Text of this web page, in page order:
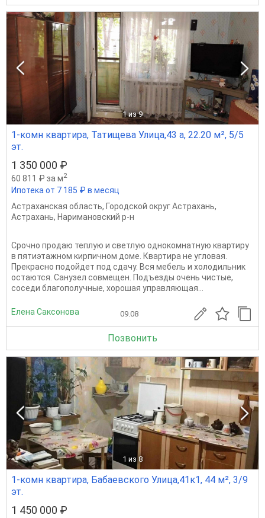
1 из 9
1-комн квартира, Татищева Улица,43 а, 22.20 м², 5/5
эт.
1 350 000 ₽
60 811 ₽ за м2
Ипотека от 7 185 ₽ в месяц
Астраханская область, Городской округ Астрахань,
Астрахань, Наримановский р-н
Срочно продаю теплую и светлую однокомнатную квартиру
в пятиэтажном кирпичном доме. Квартира не угловая.
Прекрасно подойдет под сдачу. Вся мебель и холодильник
остаются. Санузел совмещен. Подъезды очень чистые,
соседи благополучные, хорошая управляющая...
Елена Саксонова 09.08
Позвонить
1 из 8
1-комн квартира, Бабаевского Улица,41к1, 44 м², 3/9
эт.
1 450 000 ₽